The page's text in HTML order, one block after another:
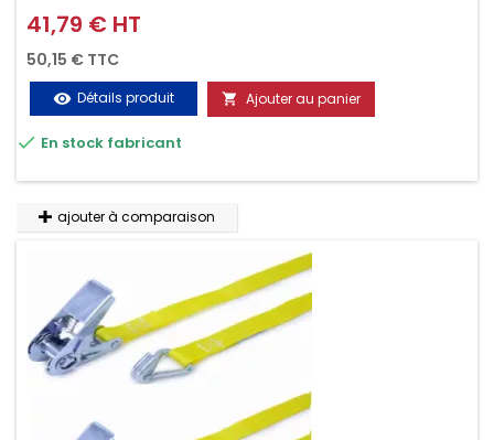
crochet en 2 parties (4.5M + 0.5M / 500daN), simple et rapide
d'utilisation. Permet d'arrimer et de sécuriser vos
chargements pendant le transport. Matière polyester très
résistante aux UV et aux variations de températures,
n'absorbe pas l'eau.
Prix
41,79 € HT
50,15 € TTC
visibility Détails produit  Ajouter au panier
 En stock fabricant
ajouter à comparaison